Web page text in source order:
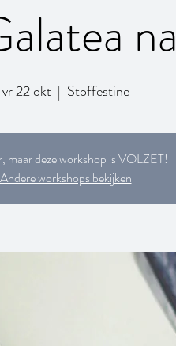
vr 22 okt
  |
Stoffestine
maar deze workshop is VOLZET!
Andere workshops bekijken